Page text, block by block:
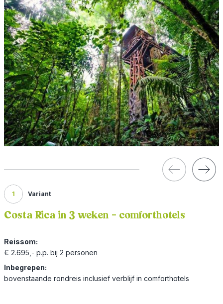
1 Variant
Costa Rica in 3 weken - comforthotels
Reissom:
€ 2.695,- p.p. bij 2 personen
Inbegrepen:
bovenstaande rondreis inclusief verblijf in comforthotels